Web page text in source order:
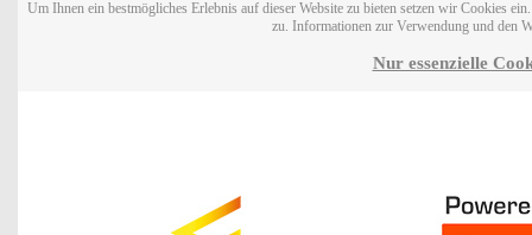
Um Ihnen ein bestmögliches Erlebnis auf dieser Website zu bieten setzen wir Cookies
zu. Informationen zur Verwendung und den
Nur essenzielle